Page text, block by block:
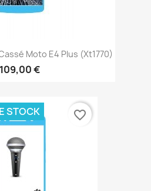
Moto E4 Plus (xt1770)
109,00 €
STOCK favorite_border